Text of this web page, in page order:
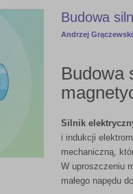
Budowa
Andrzej Grączewski
Budowa
Silnik
i indukcji
mechaniczną,
W uproszczeniu
małego napędu